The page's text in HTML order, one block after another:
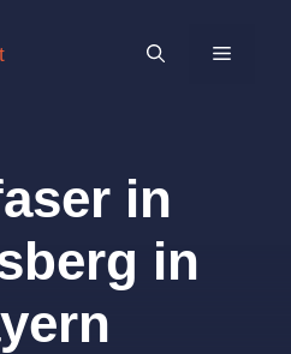
MENÜ
in
in